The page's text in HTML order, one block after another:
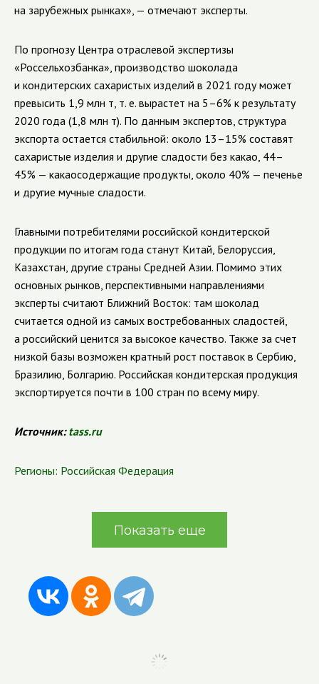
на зарубежных рынках», — отмечают эксперты.
По прогнозу Центра отраслевой экспертизы
«Россельхозбанка», производство шоколада
и кондитерских сахаристых изделий в 2021 году может
превысить 1,9 млн т, т. е. вырастет на 5–6% к результату
2020 года (1,8 млн т). По данным экспертов, структура
экспорта остается стабильной: около 13–15% составят
сахаристые изделия и другие сладости без какао, 44–
45% — какаосодержащие продукты, около 40% — печенье
и другие мучные сладости.
Главными потребителями российской кондитерской
продукции по итогам года станут Китай, Белоруссия,
Казахстан, другие страны Средней Азии. Помимо этих
основных рынков, перспективными направлениями
эксперты считают Ближний Восток: там шоколад
считается одной из самых востребованных сладостей,
а российский ценится за высокое качество. Также за счет
низкой базы возможен кратный рост поставок в Сербию,
Бразилию, Болгарию. Российская кондитерская продукция
экспортируется почти в 100 стран по всему миру.
Источник:tass.ru
Регионы: Российская Федерация
Показать еще